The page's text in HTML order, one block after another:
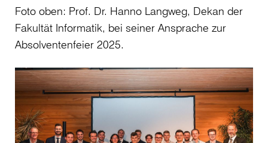
Foto oben: Prof. Dr. Hanno Langweg, Dekan der
Fakultät Informatik, bei seiner Ansprache zur
Absolventenfeier 2025.